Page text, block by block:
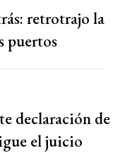
retrotrajo la
puertos
declaración de
el juicio